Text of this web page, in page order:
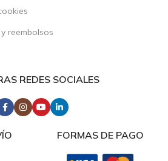
reembolsos
FORMAS DE PAGO
REDES SOCIALES